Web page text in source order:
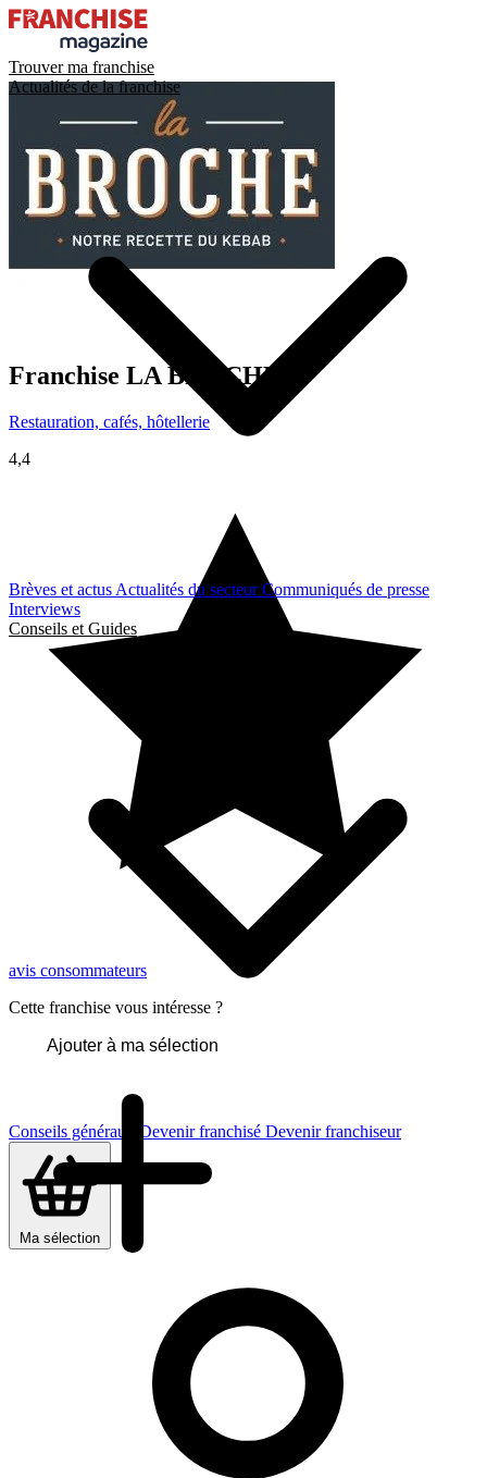
Trouver ma franchise
Actualités de la franchise
Brèves et actus Actualités du secteurCommuniqués de presse
Interviews
Conseils et Guides
Conseils généraux Devenir franchisé Devenir franchiseur
Ma sélection
Franchise LA BROCHE
Restauration, cafés, hôtellerie
4,4
avis consommateurs
Cette franchise vous intéresse ?
Ajouter à ma sélection